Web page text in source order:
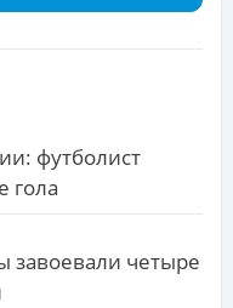
футболист
гола
завоевали четыре